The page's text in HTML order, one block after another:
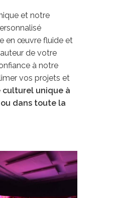
et notre
en œuvre fluide et
de votre
à notre
vos projets et
culturel unique à
ou dans toute la